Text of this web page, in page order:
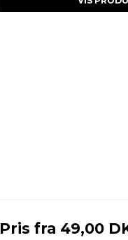
Pris fra 49,00